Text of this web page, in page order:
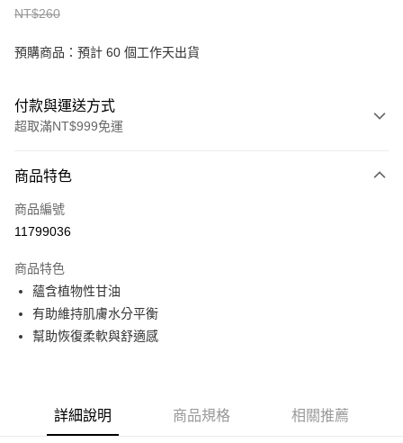
NT$260
預購商品：預計 60 個工作天出貨
付款與運送方式
超取滿NT$999免運
信用卡一次付款
超商取貨付款
Apple Pay
街口支付
ATM付款
商品特色
商品編號
11799036
商品特色
蘊含植物性甘油
有助維持肌膚水分平衡
幫助恢復柔軟與舒適感
詳細說明 商品規格 相關推薦